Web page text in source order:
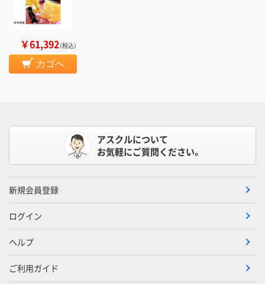
￥61,392（税込）
カゴへ
アスクルについて
お気軽にご質問ください。
新規会員登録
ログイン
ヘルプ
ご利用ガイド